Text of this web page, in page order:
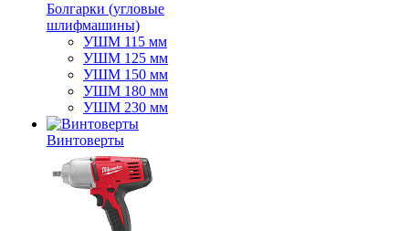
Болгарки (угловые
шлифмашины)
УШМ 115 мм
УШМ 125 мм
УШМ 150 мм
УШМ 180 мм
УШМ 230 мм
Винтоверты